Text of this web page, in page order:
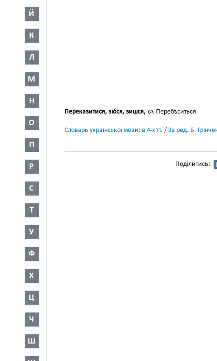
Й
К
Л
М
Н
О
П
Р
С
Т
У
Ф
Х
Ц
Ч
Ш
Переказитися, зю́ся, зишся, гл. Перебѣситься.
Словарь української мови: в 4-х тт. / За ред. Б.
Поділитись: